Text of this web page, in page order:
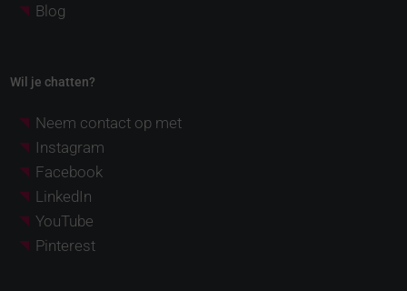
Blog
Wil je chatten?
Neem contact op met
Instagram
Facebook
LinkedIn
YouTube
Pinterest